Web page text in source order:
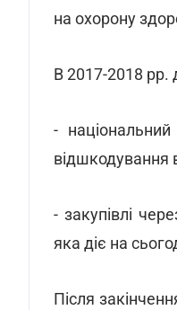
на охорону
В 2017-2018 рр.
-
відшкодування
- закупівлі
яка діє на
Після